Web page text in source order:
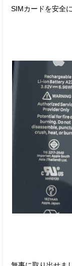
SIMカードを安全